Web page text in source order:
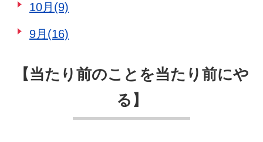
【当たり前のことを当たり前にや
る】
10月(9)
9月(16)